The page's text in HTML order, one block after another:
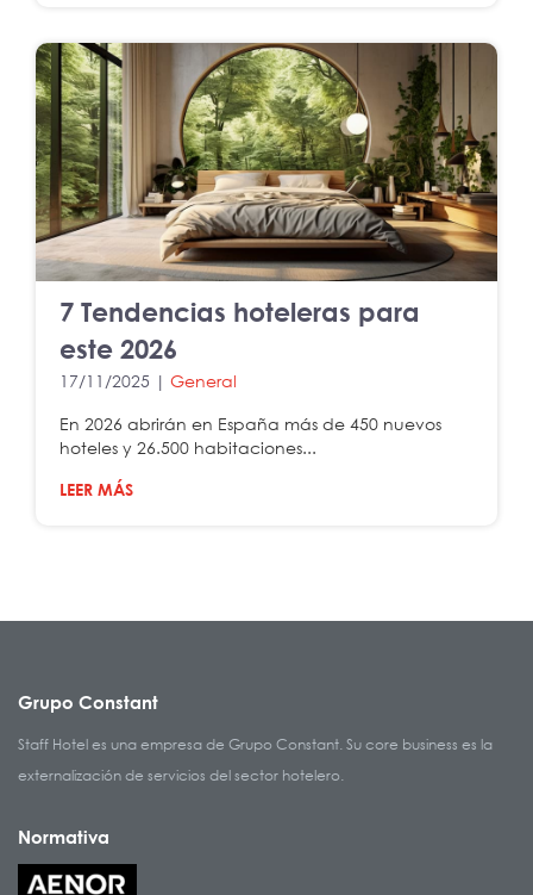
7 Tendencias hoteleras para
este 2026
17/11/2025 | General
En 2026 abrirán en España más de 450 nuevos
hoteles y 26.500 habitaciones...
LEER MÁS
Grupo Constant
Staff Hotel es una empresa de Grupo Constant. Su core business es la
externalización de servicios del sector hotelero.
Normativa